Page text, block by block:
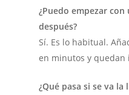
¿Puedo empezar
después?
Sí. Es lo habitual.
en minutos y quedan
¿Qué pasa si se va